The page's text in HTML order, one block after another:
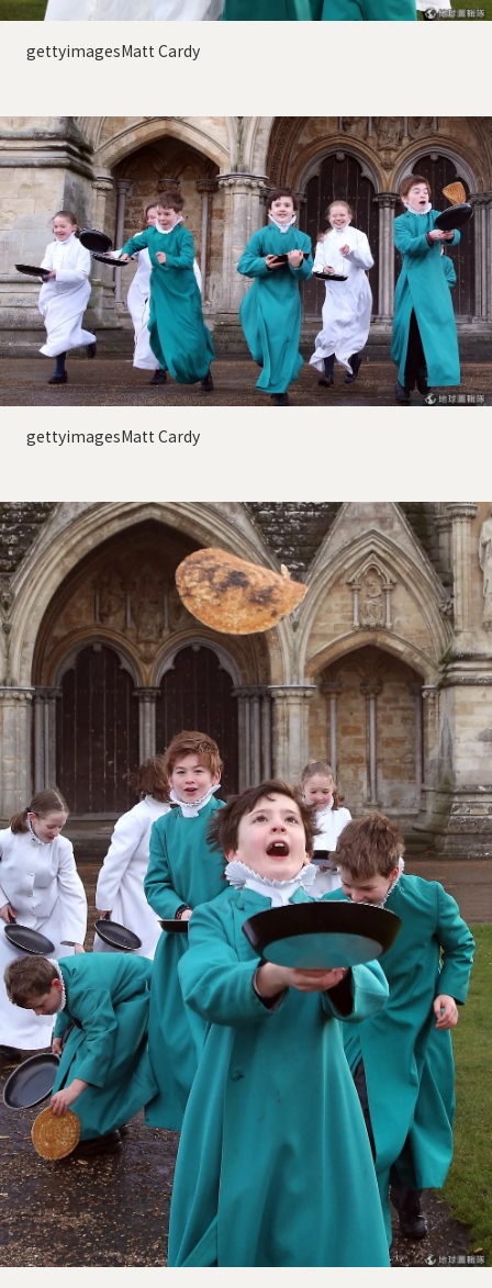
gettyimagesMatt Cardy
gettyimagesMatt Cardy